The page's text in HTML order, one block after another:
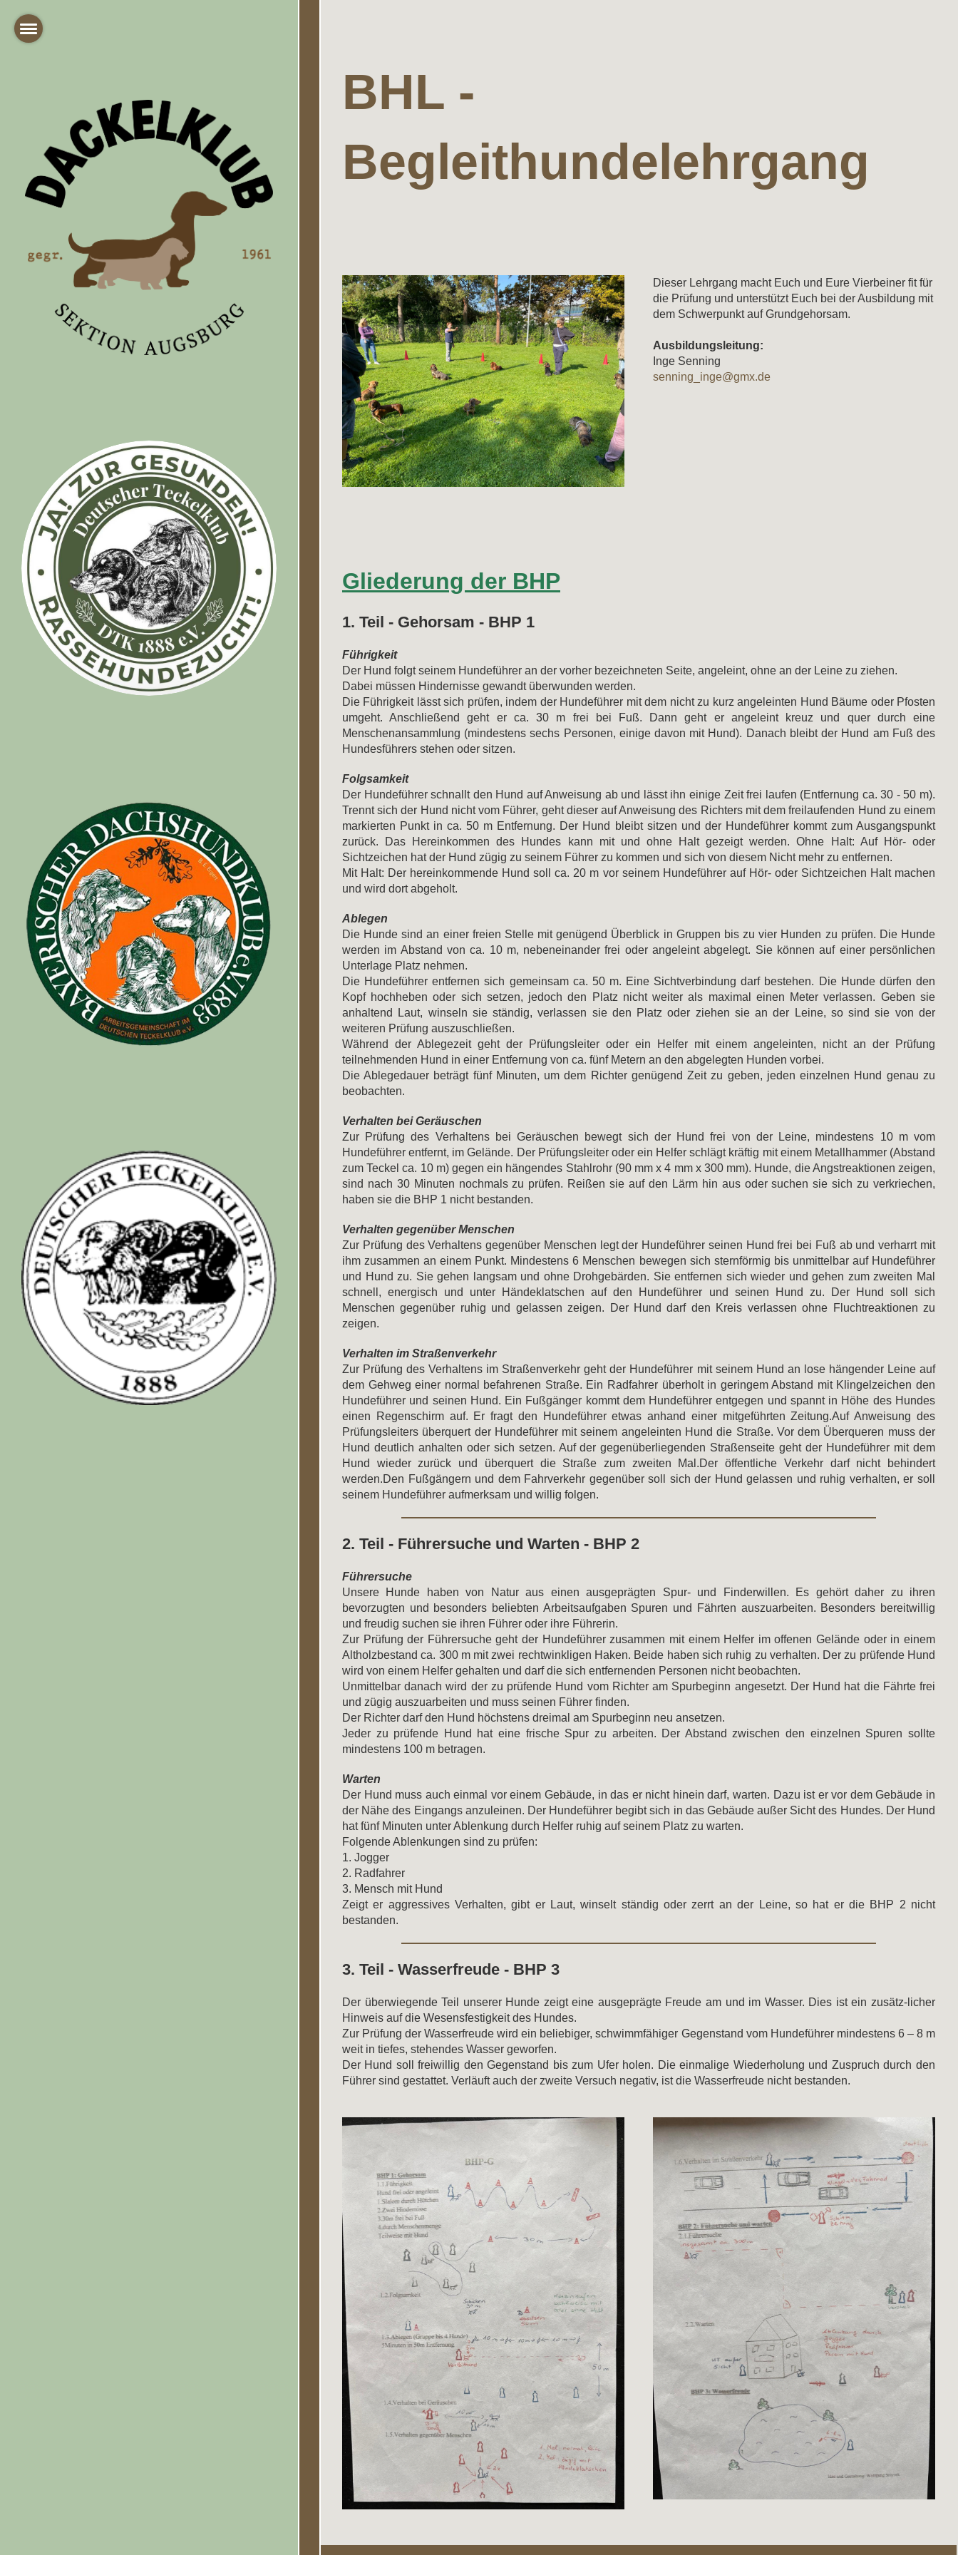
BHL -
Begleithundelehrgang
Dieser Lehrgang macht Euch und Eure Vierbeiner fit für
die Prüfung und unterstützt Euch bei der Ausbildung mit
dem Schwerpunkt auf Grundgehorsam.
Ausbildungsleitung:
Inge Senning
senning_inge@gmx.de
Gliederung der BHP
1. Teil - Gehorsam - BHP 1
Führigkeit
Der Hund folgt seinem Hundeführer an der vorher bezeichneten Seite, angeleint, ohne an der Leine zu ziehen.
Dabei müssen Hindernisse gewandt überwunden werden.
Die Führigkeit lässt sich prüfen, indem der Hundeführer mit dem nicht zu kurz angeleinten Hund Bäume oder Pfosten
umgeht. Anschließend geht er ca. 30 m frei bei Fuß. Dann geht er angeleint kreuz und quer durch eine
Menschenansammlung (mindestens sechs Personen, einige davon mit Hund). Danach bleibt der Hund am Fuß des
Hundesführers stehen oder sitzen.
Folgsamkeit
Der Hundeführer schnallt den Hund auf Anweisung ab und lässt ihn einige Zeit frei laufen (Entfernung ca. 30 - 50 m).
Trennt sich der Hund nicht vom Führer, geht dieser auf Anweisung des Richters mit dem freilaufenden Hund zu einem
markierten Punkt in ca. 50 m Entfernung. Der Hund bleibt sitzen und der Hundeführer kommt zum Ausgangspunkt
zurück. Das Hereinkommen des Hundes kann mit und ohne Halt gezeigt werden. Ohne Halt: Auf Hör- oder
Sichtzeichen hat der Hund zügig zu seinem Führer zu kommen und sich von diesem Nicht mehr zu entfernen.
Mit Halt: Der hereinkommende Hund soll ca. 20 m vor seinem Hundeführer auf Hör- oder Sichtzeichen Halt machen
und wird dort abgeholt.
Ablegen
Die Hunde sind an einer freien Stelle mit genügend Überblick in Gruppen bis zu vier Hunden zu prüfen. Die Hunde
werden im Abstand von ca. 10 m, nebeneinander frei oder angeleint abgelegt. Sie können auf einer persönlichen
Unterlage Platz nehmen.
Die Hundeführer entfernen sich gemeinsam ca. 50 m. Eine Sichtverbindung darf bestehen. Die Hunde dürfen den
Kopf hochheben oder sich setzen, jedoch den Platz nicht weiter als maximal einen Meter verlassen. Geben sie
anhaltend Laut, winseln sie ständig, verlassen sie den Platz oder ziehen sie an der Leine, so sind sie von der
weiteren Prüfung auszuschließen.
Während der Ablegezeit geht der Prüfungsleiter oder ein Helfer mit einem angeleinten, nicht an der Prüfung
teilnehmenden Hund in einer Entfernung von ca. fünf Metern an den abgelegten Hunden vorbei.
Die Ablegedauer beträgt fünf Minuten, um dem Richter genügend Zeit zu geben, jeden einzelnen Hund genau zu
beobachten.
Verhalten bei Geräuschen
Zur Prüfung des Verhaltens bei Geräuschen bewegt sich der Hund frei von der Leine, mindestens 10 m vom
Hundeführer entfernt, im Gelände. Der Prüfungsleiter oder ein Helfer schlägt kräftig mit einem Metallhammer (Abstand
zum Teckel ca. 10 m) gegen ein hängendes Stahlrohr (90 mm x 4 mm x 300 mm). Hunde, die Angstreaktionen zeigen,
sind nach 30 Minuten nochmals zu prüfen. Reißen sie auf den Lärm hin aus oder suchen sie sich zu verkriechen,
haben sie die BHP 1 nicht bestanden.
Verhalten gegenüber Menschen
Zur Prüfung des Verhaltens gegenüber Menschen legt der Hundeführer seinen Hund frei bei Fuß ab und verharrt mit
ihm zusammen an einem Punkt. Mindestens 6 Menschen bewegen sich sternförmig bis unmittelbar auf Hundeführer
und Hund zu. Sie gehen langsam und ohne Drohgebärden. Sie entfernen sich wieder und gehen zum zweiten Mal
schnell, energisch und unter Händeklatschen auf den Hundeführer und seinen Hund zu. Der Hund soll sich
Menschen gegenüber ruhig und gelassen zeigen. Der Hund darf den Kreis verlassen ohne Fluchtreaktionen zu
zeigen.
Verhalten im Straßenverkehr
Zur Prüfung des Verhaltens im Straßenverkehr geht der Hundeführer mit seinem Hund an lose hängender Leine auf
dem Gehweg einer normal befahrenen Straße. Ein Radfahrer überholt in geringem Abstand mit Klingelzeichen den
Hundeführer und seinen Hund. Ein Fußgänger kommt dem Hundeführer entgegen und spannt in Höhe des Hundes
einen Regenschirm auf. Er fragt den Hundeführer etwas anhand einer mitgeführten Zeitung.Auf Anweisung des
Prüfungsleiters überquert der Hundeführer mit seinem angeleinten Hund die Straße. Vor dem Überqueren muss der
Hund deutlich anhalten oder sich setzen. Auf der gegenüberliegenden Straßenseite geht der Hundeführer mit dem
Hund wieder zurück und überquert die Straße zum zweiten Mal.Der öffentliche Verkehr darf nicht behindert
werden.Den Fußgängern und dem Fahrverkehr gegenüber soll sich der Hund gelassen und ruhig verhalten, er soll
seinem Hundeführer aufmerksam und willig folgen.
2. Teil - Führersuche und Warten - BHP 2
Führersuche
Unsere Hunde haben von Natur aus einen ausgeprägten Spur- und Finderwillen. Es gehört daher zu ihren
bevorzugten und besonders beliebten Arbeitsaufgaben Spuren und Fährten auszuarbeiten. Besonders bereitwillig
und freudig suchen sie ihren Führer oder ihre Führerin.
Zur Prüfung der Führersuche geht der Hundeführer zusammen mit einem Helfer im offenen Gelände oder in einem
Altholzbestand ca. 300 m mit zwei rechtwinkligen Haken. Beide haben sich ruhig zu verhalten. Der zu prüfende Hund
wird von einem Helfer gehalten und darf die sich entfernenden Personen nicht beobachten.
Unmittelbar danach wird der zu prüfende Hund vom Richter am Spurbeginn angesetzt. Der Hund hat die Fährte frei
und zügig auszuarbeiten und muss seinen Führer finden.
Der Richter darf den Hund höchstens dreimal am Spurbeginn neu ansetzen.
Jeder zu prüfende Hund hat eine frische Spur zu arbeiten. Der Abstand zwischen den einzelnen Spuren sollte
mindestens 100 m betragen.
Warten
Der Hund muss auch einmal vor einem Gebäude, in das er nicht hinein darf, warten. Dazu ist er vor dem Gebäude in
der Nähe des Eingangs anzuleinen. Der Hundeführer begibt sich in das Gebäude außer Sicht des Hundes. Der Hund
hat fünf Minuten unter Ablenkung durch Helfer ruhig auf seinem Platz zu warten.
Folgende Ablenkungen sind zu prüfen:
1. Jogger
2. Radfahrer
3. Mensch mit Hund
Zeigt er aggressives Verhalten, gibt er Laut, winselt ständig oder zerrt an der Leine, so hat er die BHP 2 nicht
bestanden.
3. Teil - Wasserfreude - BHP 3
Der überwiegende Teil unserer Hunde zeigt eine ausgeprägte Freude am und im Wasser. Dies ist ein zusätz-licher
Hinweis auf die Wesensfestigkeit des Hundes.
Zur Prüfung der Wasserfreude wird ein beliebiger, schwimmfähiger Gegenstand vom Hundeführer mindestens 6 – 8 m
weit in tiefes, stehendes Wasser geworfen.
Der Hund soll freiwillig den Gegenstand bis zum Ufer holen. Die einmalige Wiederholung und Zuspruch durch den
Führer sind gestattet. Verläuft auch der zweite Versuch negativ, ist die Wasserfreude nicht bestanden.